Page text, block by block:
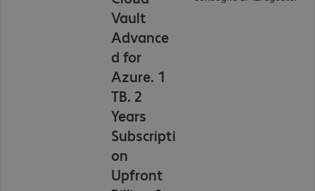
Vault
Advance
d for
Azure. 1
TB. 2
Years
Subscripti
on
Upfront